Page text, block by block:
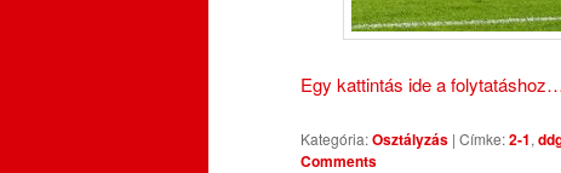
Egy kattintás ide a
Kategória:Osztályzás | Címke:2-1,
Comments